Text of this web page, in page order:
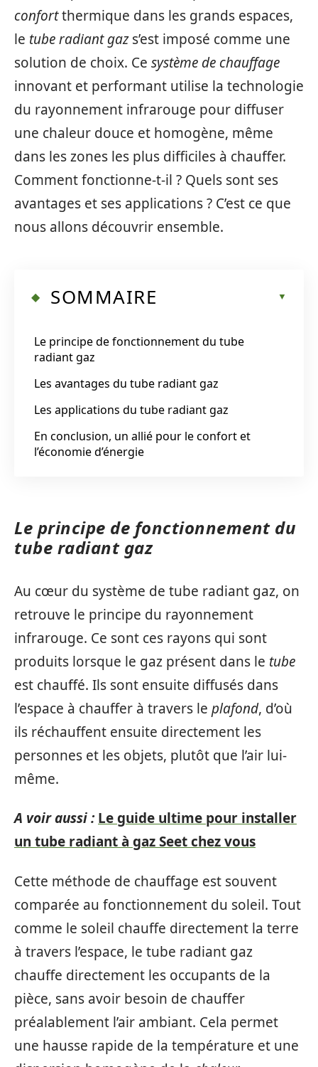
confortthermique dans les grands espaces,
le tube radiant gazs’est imposé comme une
solution de choix. Ce système de chauffage
innovant et performant utilise la technologie
du rayonnement infrarouge pour diffuser
une chaleur douce et homogène, même
dans les zones les plus difficiles à chauffer.
Comment fonctionne-t-il ? Quels sont ses
avantages et ses applications ? C’est ce que
nous allons découvrir ensemble.
SOMMAIRE
Le principe de fonctionnement du tube
radiant gaz
Les avantages du tube radiant gaz
Les applications du tube radiant gaz
En conclusion, un allié pour le confort et
l’économie d’énergie
Le principe de fonctionnement du
tube radiant gaz
Au cœur du système de tube radiant gaz, on
retrouve le principe du rayonnement
infrarouge. Ce sont ces rayons qui sont
produits lorsque le gaz présent dans le tube
est chauffé. Ils sont ensuite diffusés dans
l’espace à chauffer à travers le plafond, d’où
ils réchauffent ensuite directement les
personnes et les objets, plutôt que l’air lui-
même.
A voir aussi : Le guide ultime pour installer
un tube radiant à gaz Seet chez vous
Cette méthode de chauffage est souvent
comparée au fonctionnement du soleil. Tout
comme le soleil chauffe directement la terre
à travers l’espace, le tube radiant gaz
chauffe directement les occupants de la
pièce, sans avoir besoin de chauffer
préalablement l’air ambiant. Cela permet
une hausse rapide de la température et une